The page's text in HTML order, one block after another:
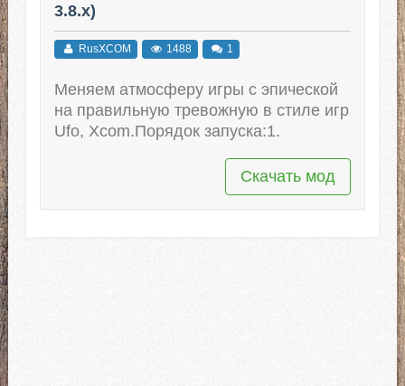
3.8.x)
RusXCOM 1488 1
Меняем атмосферу игры с эпической
на правильную тревожную в стиле игр
Ufo, Xcom.Порядок запуска:1.
Скачать мод